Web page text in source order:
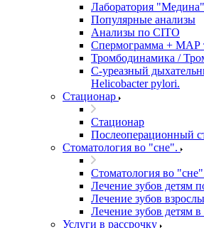
Лаборатория "Медина"
Популярные анализы
Анализы по CITO
Спермограмма + МАР
Тромбодинамика /
С-уреазный
Helicobacter pylori.
Стационар
Стационар
Послеоперационный
Стоматология во "сне".
Стоматология во
Лечение зубов детям
Лечение зубов
Лечение зубов детям в
Услуги в рассрочку